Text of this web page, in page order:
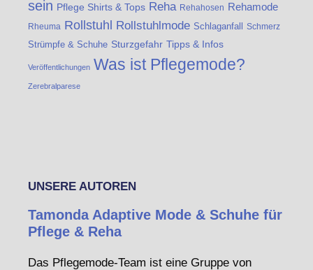
sein Pflege Shirts & Tops Reha Rehahosen Rehamode
Rheuma Rollstuhl Rollstuhlmode Schlaganfall Schmerz
Strümpfe & Schuhe Sturzgefahr Tipps & Infos
Veröffentlichungen Was ist Pflegemode?
Zerebralparese
UNSERE AUTOREN
Tamonda Adaptive Mode & Schuhe für
Pflege & Reha
Das Pflegemode-Team ist eine Gruppe von